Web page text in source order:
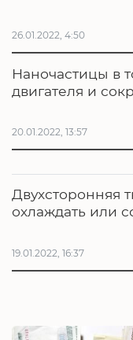
26.01.2022, 4:50
Наночастицы в
двигателя и
20.01.2022, 13:57
Двухсторонняя
охлаждать или
19.01.2022, 16:37